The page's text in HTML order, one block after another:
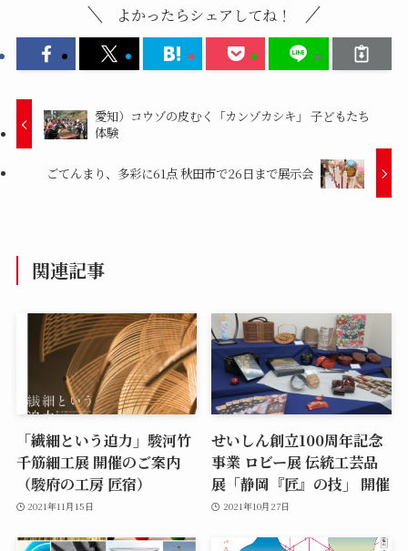
よかったらシェアしてね！
愛知）コウゾの皮むく「カンゾカシキ」 子どもたち
体験
ごてんまり、多彩に61点 秋田市で26日まで展示会
関連記事
「繊細という迫力」駿河竹
千筋細工展 開催のご案内
（駿府の工房 匠宿）
2021年11月15日
せいしん創立100周年記念
事業 ロビー展 伝統工芸品
展「静岡『匠』の技」 開催
2021年10月27日